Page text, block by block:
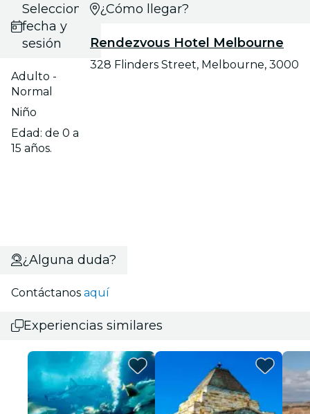
Selecciona
fecha y
sesión
Adulto -
Normal
Niño
Edad: de 0 a
15 años.
¿Cómo llegar?
Rendezvous Hotel Melbourne
328 Flinders Street, Melbourne, 3000
¿Alguna duda?
Contáctanos aquí
Experiencias similares